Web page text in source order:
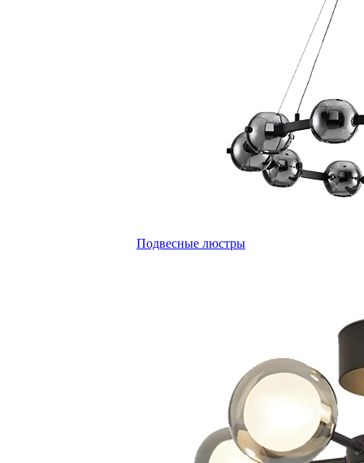
Подвесные люстры